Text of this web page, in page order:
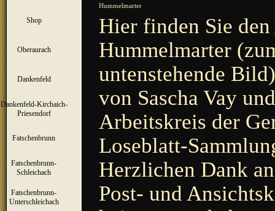
Shop ▼
Oberaurach ▼
Dankenfeld ▼
Dankenfeld-Kirchaich-
Priesendorf
Fatschenbrunn ▼
Fatschenbrunn-
Schleichach
▼
Fatschenbrunn-
Unterschleichach
▼
Hummelmarter
Hier finden Sie
Hummelmarter
untenstehende
von Sascha Vay
Arbeitskreis der
Loseblatt-
Herzlichen Dank
Post- und